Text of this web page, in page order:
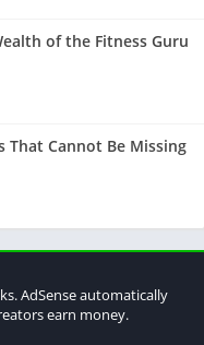
of the Fitness Guru
That Cannot Be Missing
AdSense automatically
earn money.